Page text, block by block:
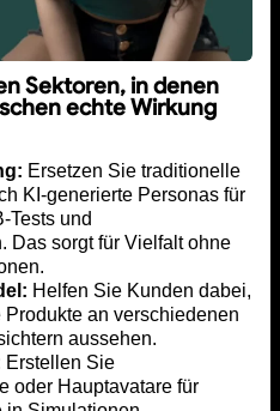
Sektoren, in denen
echte Wirkung
Ersetzen Sie traditionelle
KI-generierte Personas für
Tests und
Das sorgt für Vielfalt ohne
Helfen Sie Kunden dabei,
an verschiedenen
aussehen.
Erstellen Sie
oder Hauptavatare für